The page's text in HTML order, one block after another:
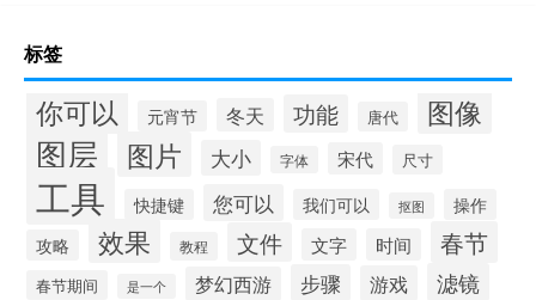
标签
你可以 元宵节 冬天 功能 唐代 图像
图层 图片 大小 字体 宋代 尺寸
工具 快捷键 您可以 我们可以 抠图
操作
攻略
效果 教程 文件 文字 时间 春节
春节期间 是一个 梦幻西游 步骤 游戏 滤镜